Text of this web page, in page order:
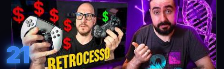
21